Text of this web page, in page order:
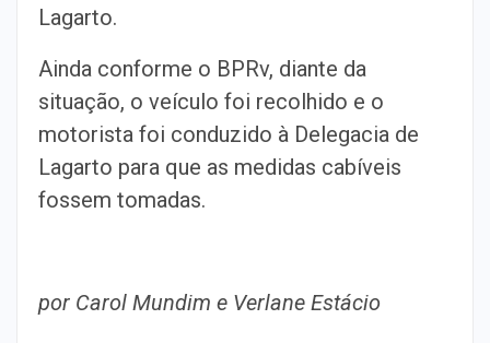
Lagarto.
Ainda conforme o BPRv, diante da
situação, o veículo foi recolhido e o
motorista foi conduzido à Delegacia de
Lagarto para que as medidas cabíveis
fossem tomadas.
por Carol Mundim e Verlane Estácio